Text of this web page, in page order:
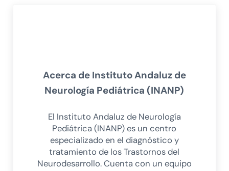
Acerca de Instituto Andaluz de
Neurología Pediátrica (INANP)
El Instituto Andaluz de Neurología
Pediátrica (INANP) es un centro
especializado en el diagnóstico y
tratamiento de los Trastornos del
Neurodesarrollo. Cuenta con un equipo